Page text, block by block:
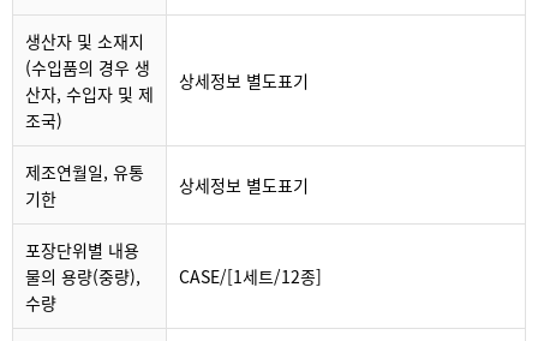
생산자 및 소재지
(수입품의 경우 생
산자, 수입자 및 제
조국)
상세정보 별도표기
제조연월일, 유통
기한
상세정보 별도표기
포장단위별 내용
물의 용량(중량),
수량
CASE/[1세트/12종]